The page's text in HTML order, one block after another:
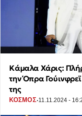
Κάμαλα Χάρις:
την Όπρα
της
ΚΟΣΜΟΣ·11.11.2024 -